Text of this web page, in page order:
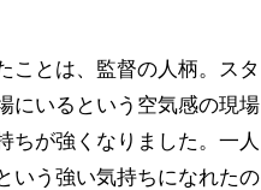
ことは、監督の人柄。スタ
にいるという空気感の現場
ちが強くなりました。一人
いう強い気持ちになれたの